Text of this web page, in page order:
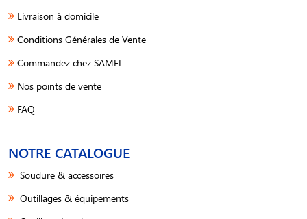
Livraison à domicile
Conditions Générales de Vente
Commandez chez SAMFI
Nos points de vente
FAQ
NOTRE CATALOGUE
Soudure & accessoires
Outillages & équipements